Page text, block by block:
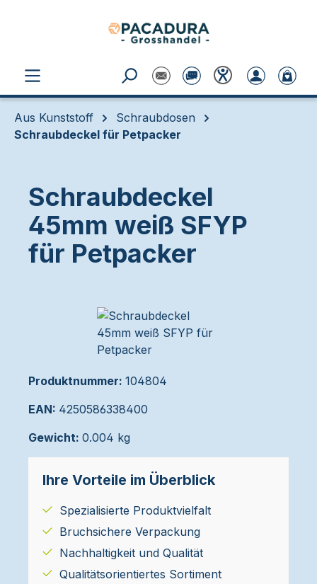
Aus Kunststoff
Schraubdosen
Schraubdeckel für Petpacker
Schraubdeckel
45mm weiß SFYP
für Petpacker
Produktnummer: 104804
EAN: 4250586338400
Gewicht: 0.004 kg
Ihre Vorteile im Überblick
Spezialisierte Produktvielfalt
Bruchsichere Verpackung
Nachhaltigkeit und Qualität
Qualitätsorientiertes Sortiment